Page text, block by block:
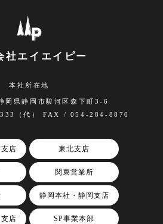
社エイエイピー
本社所在地
県静岡市駿河区森下町3-6
（代） FAX / 054-284-8870
店 東北支店
関東営業所
静岡本社・静岡支店
店 SP事業本部